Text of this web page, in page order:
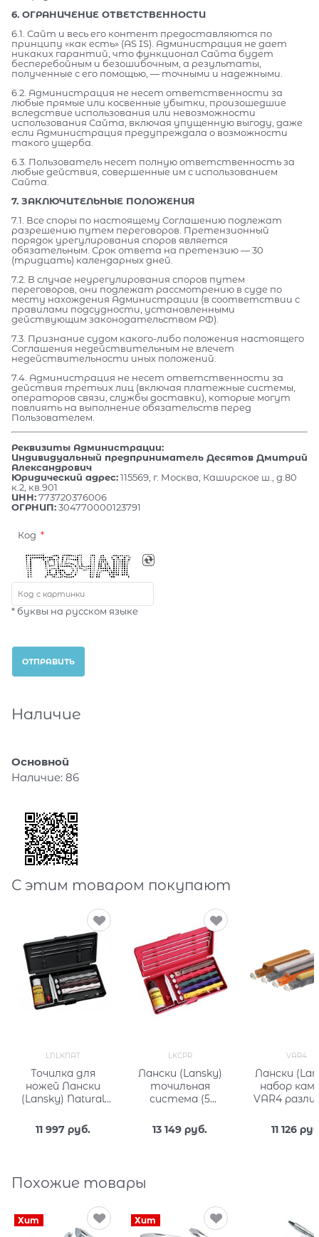
6. ОГРАНИЧЕНИЕ ОТВЕТСТВЕННОСТИ
6.1. Сайт и весь его контент предоставляются по
принципу «как есть» (AS IS). Администрация не дает
никаких гарантий, что функционал Сайта будет
бесперебойным и безошибочным, а результаты,
полученные с его помощью, — точными и надежными.
6.2. Администрация не несет ответственности за
любые прямые или косвенные убытки, произошедшие
вследствие использования или невозможности
использования Сайта, включая упущенную выгоду, даже
если Администрация предупреждала о возможности
такого ущерба.
6.3. Пользователь несет полную ответственность за
любые действия, совершенные им с использованием
Сайта.
7. ЗАКЛЮЧИТЕЛЬНЫЕ ПОЛОЖЕНИЯ
7.1. Все споры по настоящему Соглашению подлежат
разрешению путем переговоров. Претензионный
порядок урегулирования споров является
обязательным. Срок ответа на претензию — 30
(тридцать) календарных дней.
7.2. В случае неурегулирования споров путем
переговоров, они подлежат рассмотрению в суде по
месту нахождения Администрации (в соответствии с
правилами подсудности, установленными
действующим законодательством РФ).
7.3. Признание судом какого-либо положения настоящего
Соглашения недействительным не влечет
недействительности иных положений.
7.4. Администрация не несет ответственности за
действия третьих лиц (включая платежные системы,
операторов связи, службы доставки), которые могут
повлиять на выполнение обязательств перед
Пользователем.
Реквизиты Администрации:
Индивидуальный предприниматель Десятов Дмитрий
Александрович
Юридический адрес:115569, г. Москва, Каширское ш., д.80
к.2, кв.901
ИНН:773720376006
ОГРНИП:304770000123791
Код
* буквы на русском языке
Наличие
Основной
Наличие: 86
С этим товаром покупают
LNLKNAT
Точилка для
ножей Лански
(Lansky) Natural
Sharpening
System LNLKNAT
11 997 руб.
LKCPR
Лански (Lansky)
точильная
система (5
13 149 руб.
VAR4
Лански
набор камней
VAR4
11 126
Похожие товары
Хит Хит